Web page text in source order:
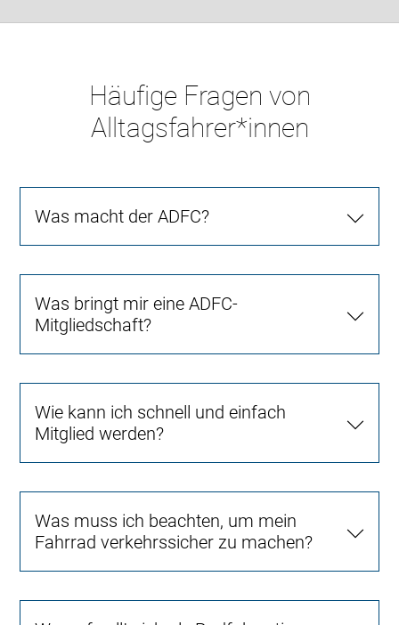
Häufige Fragen von
Alltagsfahrer*innen
Was macht der ADFC?
Was bringt mir eine ADFC-
Mitgliedschaft?
Wie kann ich schnell und einfach
Mitglied werden?
Was muss ich beachten, um mein
Fahrrad verkehrssicher zu machen?